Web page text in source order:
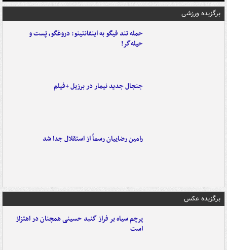
برگزیده ورزشی
حمله تند فیگو به اینفانتینو: دروغگو، پَست‌ و
حیله‌گر!
جنجال جدید نیمار در برزیل +فیلم
رامین رضاییان رسماً از استقلال جدا شد
برگزیده عکس
پرچم سیاه بر فراز گنبد حسینی همچنان در اهتزاز
است